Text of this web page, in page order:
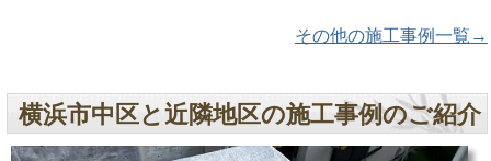
その他の施工事例一覧→
横浜市中区と近隣地区の施工事例のご紹介